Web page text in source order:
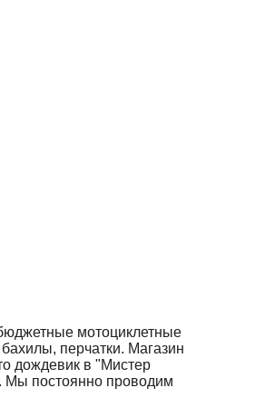
мотоциклетные
перчатки. Магазин
дождевик в "Мистер
Мы постоянно проводим